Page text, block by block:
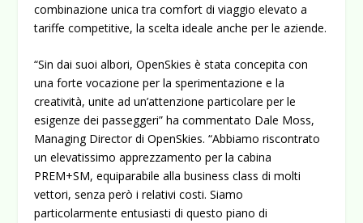
combinazione unica tra comfort di viaggio elevato a
tariffe competitive, la scelta ideale anche per le aziende.
“Sin dai suoi albori, OpenSkies è stata concepita con
una forte vocazione per la sperimentazione e la
creatività, unite ad un’attenzione particolare per le
esigenze dei passeggeri” ha commentato Dale Moss,
Managing Director di OpenSkies. “Abbiamo riscontrato
un elevatissimo apprezzamento per la cabina
PREM+SM, equiparabile alla business class di molti
vettori, senza però i relativi costi. Siamo
particolarmente entusiasti di questo piano di